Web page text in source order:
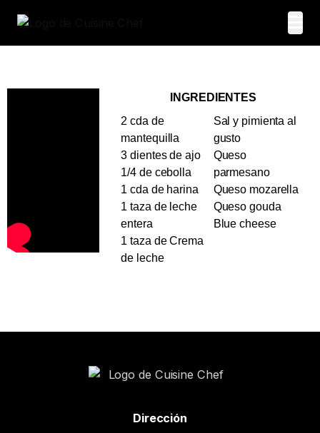
INGREDIENTES
2 cda de
mantequilla
3 dientes de ajo
1/4 de cebolla
1 cda de harina
1 taza de leche
entera
1 taza de Crema
de leche
Sal y pimienta al
gusto
Queso
parmesano
Queso mozarella
Queso gouda
Blue cheese
Dirección